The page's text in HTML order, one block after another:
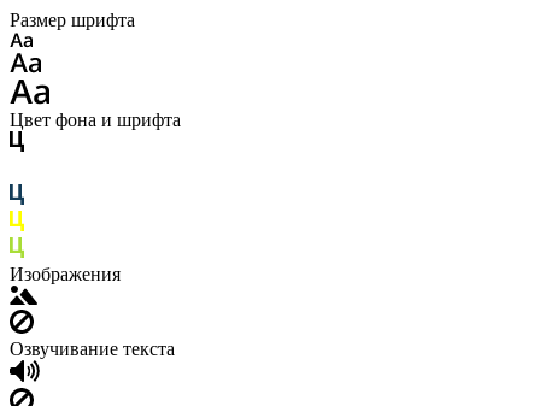
Размер шрифта
Цвет фона и шрифта
Изображения
Озвучивание текста